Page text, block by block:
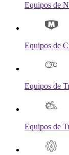
Equipos de
Equipos de
Equipos de
Equipos de